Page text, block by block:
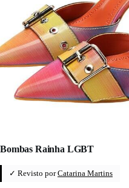
Bombas Rainha LGBT
✓ Revisto porCatarina Martins